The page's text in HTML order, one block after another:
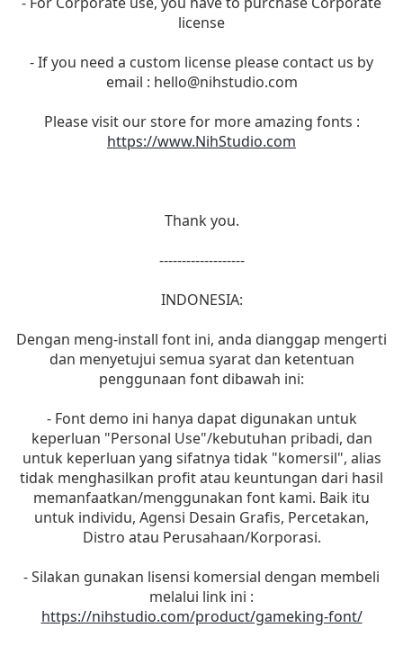
license
- If you need a custom license please contact us by
email : hello@nihstudio.com
Please visit our store for more amazing fonts :
https://www.NihStudio.com
Thank you.
-------------------
INDONESIA:
Dengan meng-install font ini, anda dianggap mengerti
dan menyetujui semua syarat dan ketentuan
penggunaan font dibawah ini:
- Font demo ini hanya dapat digunakan untuk
keperluan "Personal Use"/kebutuhan pribadi, dan
untuk keperluan yang sifatnya tidak "komersil", alias
tidak menghasilkan profit atau keuntungan dari hasil
memanfaatkan/menggunakan font kami. Baik itu
untuk individu, Agensi Desain Grafis, Percetakan,
Distro atau Perusahaan/Korporasi.
- Silakan gunakan lisensi komersial dengan membeli
melalui link ini :
https://nihstudio.com/product/gameking-font/